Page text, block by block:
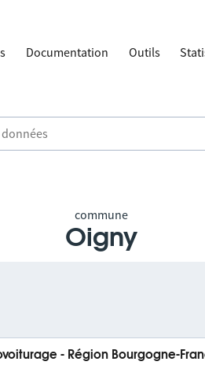
Documentation Outils
commune
Oigny
- Région Bourgogne-